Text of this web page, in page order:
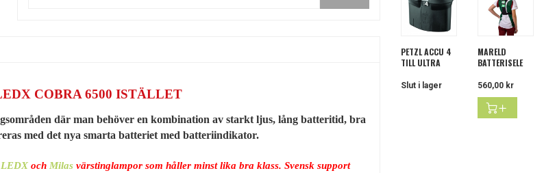
COBRA 6500 ISTÄLLET
där man behöver en kombination av starkt ljus, lång batteritid, bra
med det nya smarta batteriet med batteriindikator.
LEDXoch Milasvärstinglampor som håller minst lika bra klass. Svensk support
PETZL ACCU 4
TILL ULTRA
Slut i lager
MARELD
BATTERISELE
Pris
560,00 kr